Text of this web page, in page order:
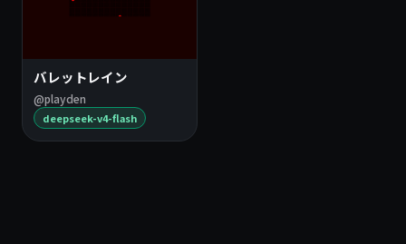
バレットレイン
@playden
deepseek-v4-flash